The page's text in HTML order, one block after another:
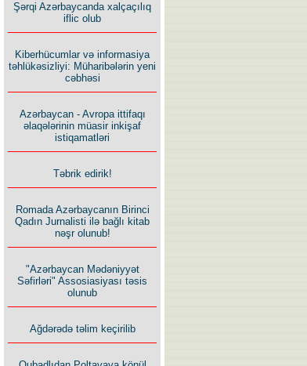
Şərqi Azərbaycanda xalçaçılıq
iflic olub
Kiberhücumlar və informasiya
təhlükəsizliyi: Müharibələrin yeni
cəbhəsi
Azərbaycan - Avropa ittifaqı
əlaqələrinin müasir inkişaf
istiqamatləri
Təbrik edirik!
Romada Azərbaycanın Birinci
Qadın Jurnalisti ilə bağlı kitab
nəşr olunub!
"Azərbaycan Mədəniyyət
Səfirləri" Assosiasiyası təsis
olunub
Ağdərədə təlim keçirilib